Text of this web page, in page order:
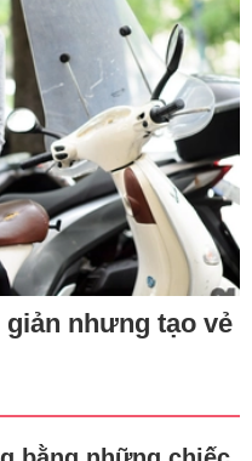
nhưng tạo vẻ